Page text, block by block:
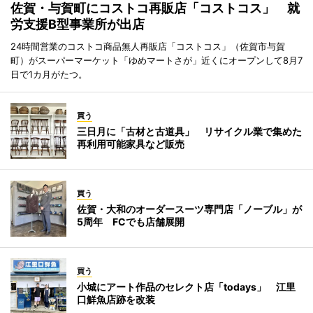
佐賀・与賀町にコストコ再販店「コストコス」 就
労支援B型事業所が出店
24時間営業のコストコ商品無人再販店「コストコス」（佐賀市与賀
町）がスーパーマーケット「ゆめマートさが」近くにオープンして8月7
日で1カ月がたつ。
買う
三日月に「古材と古道具」 リサイクル業で集めた
再利用可能家具など販売
買う
佐賀・大和のオーダースーツ専門店「ノーブル」が
5周年 FCでも店舗展開
買う
小城にアート作品のセレクト店「todays」 江里
口鮮魚店跡を改装